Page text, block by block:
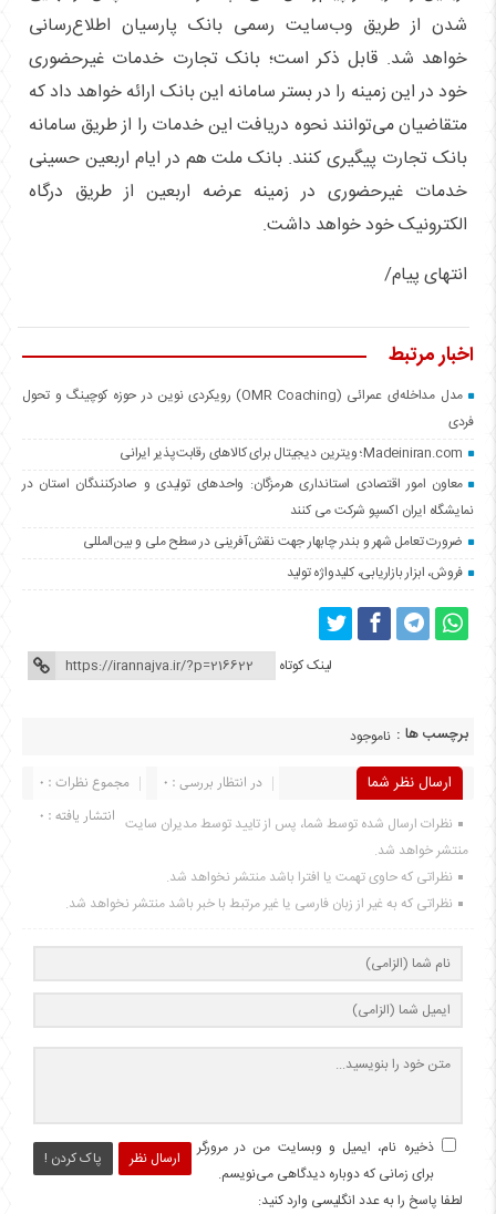
شدن از طریق وب‌سایت رسمی بانک پارسیان اطلاع‌رسانی
خواهد شد. قابل ذکر است؛ بانک تجارت خدمات غیرحضوری
خود در این زمینه را در بستر سامانه این بانک ارائه خواهد داد که
متقاضیان می‌توانند نحوه دریافت این خدمات را از طریق سامانه
بانک تجارت پیگیری کنند. بانک ملت هم در ایام اربعین حسینی
خدمات غیرحضوری در زمینه عرضه اربعین از طریق درگاه
الکترونیک خود خواهد داشت.
انتهای پیام/
اخبار مرتبط
مدل مداخله‌ای عمرائی (OMR Coaching) رویکردی نوین در حوزه کوچینگ و تحول
فردی
Madeiniran.com؛ ویترین دیجیتال برای کالاهای رقابت‌پذیر ایرانی
معاون امور اقتصادی استانداری هرمزگان: واحدهای تولیدی و صادرکنندگان استان در
نمایشگاه ایران اکسپو شرکت می کنند
ضرورت تعامل شهر و بندر چابهار جهت نقش‌آفرینی در سطح ملی و بین‌المللی
فروش، ابزار بازاریابی، کلیدواژه تولید
لینک کوتاه
برچسب ها : ناموجود
ارسال نظر شما مجموع نظرات : 0
در انتظار بررسی : 0
انتشار یافته : 0 نظرات ارسال شده توسط شما، پس از تایید توسط مدیران سایت
منتشر خواهد شد.
نظراتی که حاوی تهمت یا افترا باشد منتشر نخواهد شد.
نظراتی که به غیر از زبان فارسی یا غیر مرتبط با خبر باشد منتشر نخواهد شد.
ارسال نظر پاک کردن !
ذخیره نام، ایمیل و وبسایت من در مرورگر
برای زمانی که دوباره دیدگاهی می‌نویسم.
لطفا پاسخ را به عدد انگلیسی وارد کنید: